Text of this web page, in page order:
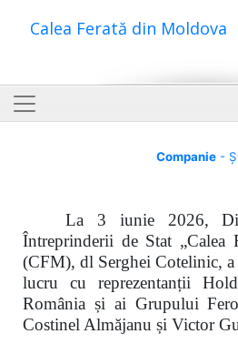
Calea Ferată din Moldova
Companie-
La 3 iunie 2026,
Întreprinderii de Stat „Calea
(CFM), dl Serghei Cotelinic, a
lucru cu reprezentanții
România și ai Grupului
Costinel Almăjanu și Victor